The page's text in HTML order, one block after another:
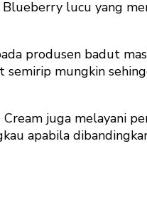
lucu yang
produsen badut
mungkin
juga melayani
apabila